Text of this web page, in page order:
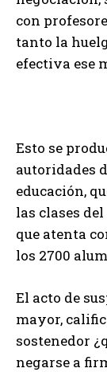
con
tanto la
efectiva ese
Esto se
autoridades
educación,
las clases
que atenta
los 2700
El acto de
mayor,
sostenedor
negarse a